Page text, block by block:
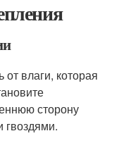
влаги, которая
сторону
гвоздями.